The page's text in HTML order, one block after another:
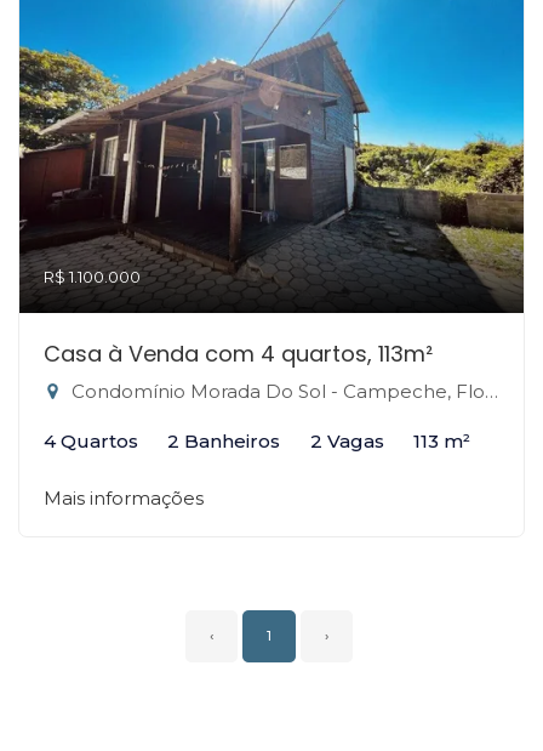
R$ 1.100.000
Casa à Venda com 4 quartos, 113m²
Condomínio Morada Do Sol - Campeche, Florianópolis-SC
4 Quartos 2 Banheiros 2 Vagas 113 m²
Mais informações
‹ 1 ›